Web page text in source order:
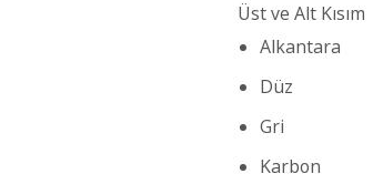
Üst ve Alt Kısım
Alkantara
Düz
Gri
Karbon